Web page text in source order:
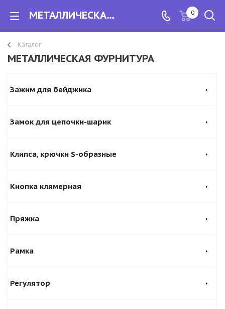
МЕТАЛЛИЧЕСКАЯ ФУРНИТУРА 0
Каталог
МЕТАЛЛИЧЕСКАЯ ФУРНИТУРА
Зажим для бейджика
Замок для цепочки-шарик
Клипса, крючки S-образные
Кнопка клямерная
Пряжка
Рамка
Регулятор